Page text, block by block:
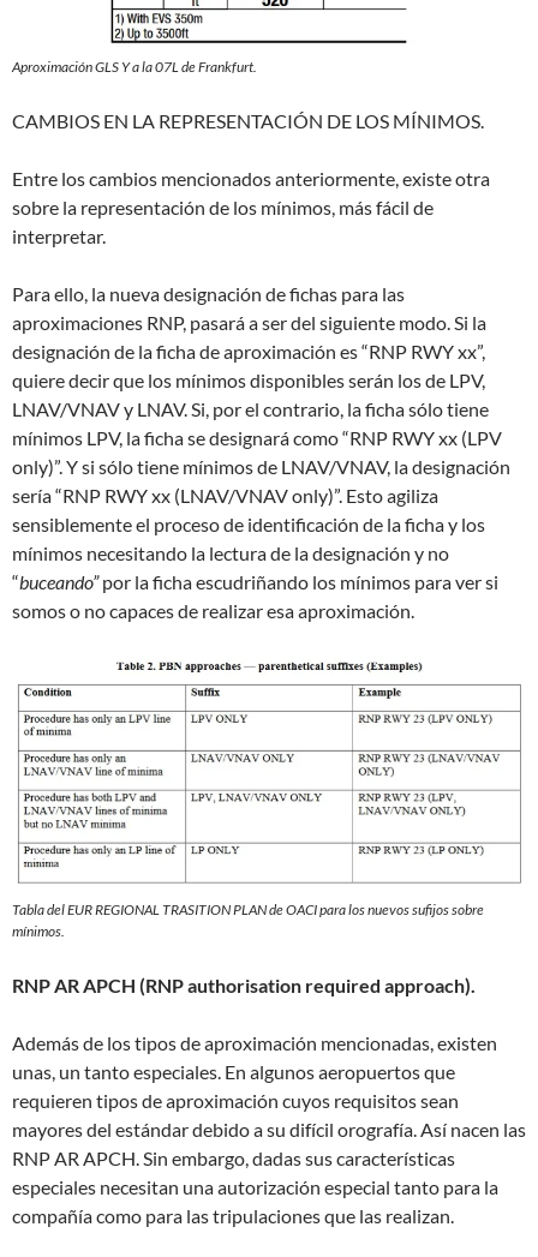
Aproximación GLS Y a la 07L de Frankfurt.
CAMBIOS EN LA REPRESENTACIÓN DE LOS MÍNIMOS.
Entre los cambios mencionados anteriormente, existe otra
sobre la representación de los mínimos, más fácil de
interpretar.
Para ello, la nueva designación de fichas para las
aproximaciones RNP, pasará a ser del siguiente modo. Si la
designación de la ficha de aproximación es “RNP RWY xx”,
quiere decir que los mínimos disponibles serán los de LPV,
LNAV/VNAV y LNAV. Si, por el contrario, la ficha sólo tiene
mínimos LPV, la ficha se designará como “RNP RWY xx (LPV
only)”. Y si sólo tiene mínimos de LNAV/VNAV, la designación
sería “RNP RWY xx (LNAV/VNAV only)”. Esto agiliza
sensiblemente el proceso de identificación de la ficha y los
mínimos necesitando la lectura de la designación y no
“buceando”por la ficha escudriñando los mínimos para ver si
somos o no capaces de realizar esa aproximación.
Tabla del EUR REGIONAL TRASITION PLAN de OACI para los nuevos sufijos sobre
mínimos.
RNP AR APCH (RNP authorisation required approach).
Además de los tipos de aproximación mencionadas, existen
unas, un tanto especiales. En algunos aeropuertos que
requieren tipos de aproximación cuyos requisitos sean
mayores del estándar debido a su difícil orografía. Así nacen las
RNP AR APCH. Sin embargo, dadas sus características
especiales necesitan una autorización especial tanto para la
compañía como para las tripulaciones que las realizan.